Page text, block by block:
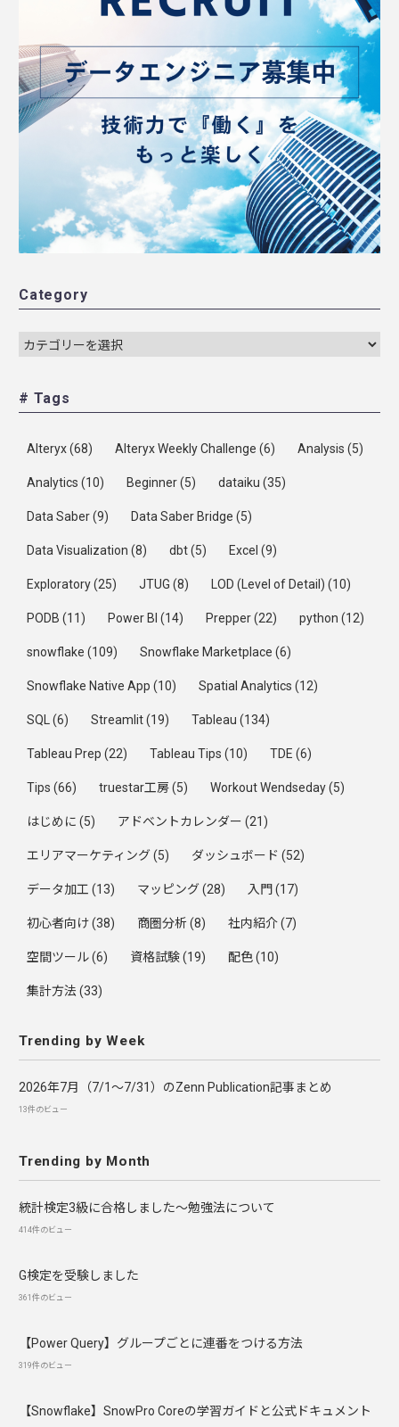
Category
# Tags
Alteryx(68) Alteryx Weekly Challenge (6) Analysis (5)
Analytics (10) Beginner(5) dataiku (35)
Data Saber(9) Data Saber Bridge (5)
Data Visualization (8) dbt(5) Excel (9)
Exploratory(25) JTUG (8) LOD (Level of Detail) (10)
PODB (11) Power BI (14) Prepper(22) python (12)
snowflake (109) Snowflake Marketplace (6)
Snowflake Native App (10) Spatial Analytics (12)
SQL (6) Streamlit(19) Tableau (134)
Tableau Prep (22) Tableau Tips (10) TDE (6)
Tips (66) truestar工房(5) Workout Wendseday(5)
はじめに (5) アドベントカレンダー (21)
エリアマーケティング(5) ダッシュボード (52)
データ加工 (13) マッピング(28) 入門 (17)
初心者向け(38) 商圏分析(8) 社内紹介(7)
空間ツール(6) 資格試験(19) 配色(10)
集計方法 (33)
Trending by Week
2026年7月（7/1〜7/31）のZenn Publication記事まとめ
13件のビュー
Trending by Month
統計検定3級に合格しました～勉強法について
414件のビュー
G検定を受験しました
361件のビュー
【Power Query】グループごとに連番をつける方法
319件のビュー
【Snowflake】SnowPro Coreの学習ガイドと公式ドキュメント